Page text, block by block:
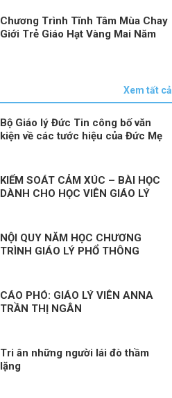
Chương Trình Tĩnh Tâm Mùa Chay
Giới Trẻ Giáo Hạt Vàng Mai Năm
Xem tất cả
Bộ Giáo lý Đức Tin công bố văn
kiện về các tước hiệu của Đức Mẹ
KIỂM SOÁT CẢM XÚC – BÀI HỌC
DÀNH CHO HỌC VIÊN GIÁO LÝ
NỘI QUY NĂM HỌC CHƯƠNG
TRÌNH GIÁO LÝ PHỔ THÔNG
CÁO PHÓ: GIÁO LÝ VIÊN ANNA
TRẦN THỊ NGÂN
Tri ân những người lái đò thầm
lặng